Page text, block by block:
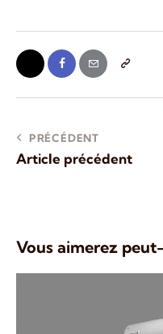
PRÉCÉDENT
Article précédent
Vous aimerez